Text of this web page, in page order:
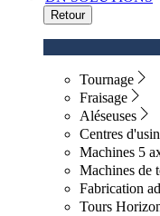
Retour
Tournage
Fraisage
Aléseuses
Centres
Machines 5
Machines de
Fabrication
Tours